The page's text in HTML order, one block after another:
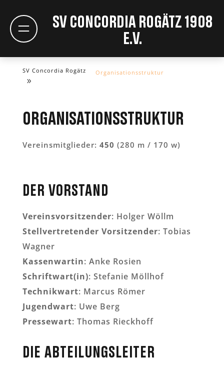
SV Concordia Rogätz 1908
e.V.
SV Concordia Rogätz Organisationsstruktur
Organisationsstruktur
Vereinsmitglieder: 450 (280 m / 170 w)
Der Vorstand
Vereinsvorsitzender: Holger Wöllm
Stellvertretender Vorsitzender: Tobias
Wagner
Kassenwartin: Anke Rosien
Schriftwart(in): Stefanie Möllhof
Technikwart: Marcus Römer
Jugendwart: Uwe Berg
Pressewart: Thomas Rieckhoff
Die Abteilungsleiter